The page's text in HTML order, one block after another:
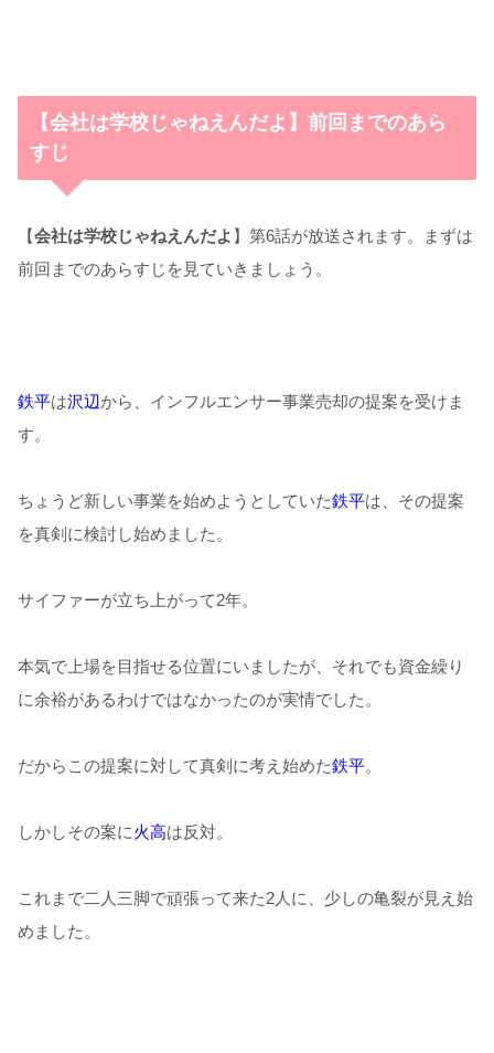
【会社は学校じゃねえんだよ】前回までのあら
すじ
【会社は学校じゃねえんだよ 】第6話が放送されます。まずは
前回までのあらすじを見ていきましょう。
鉄平は沢辺から、インフルエンサー事業売却の提案を受けま
す。
ちょうど新しい事業を始めようとしていた鉄平は、その提案
を真剣に検討し始めました。
サイファーが立ち上がって2年。
本気で上場を目指せる位置にいましたが、それでも資金繰り
に余裕があるわけではなかったのが実情でした。
だからこの提案に対して真剣に考え始めた鉄平。
しかしその案に火高は反対。
これまで二人三脚で頑張って来た2人に、少しの亀裂が見え始
めました。